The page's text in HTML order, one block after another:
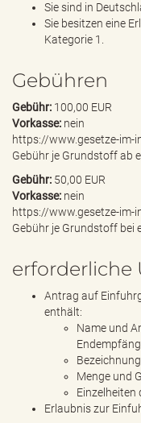
Sie sind in
Sie besitzen eine
Kategorie 1.
Gebühren
Gebühr: 100,00 EUR
Vorkasse: nein
https://www.gesetze-im-
Gebühr je Grundstoff ab
Gebühr: 50,00 EUR
Vorkasse: nein
https://www.gesetze-im-
Gebühr je Grundstoff bei
erforderliche
Antrag auf
enthält:
Name und
Menge und
Erlaubnis zur